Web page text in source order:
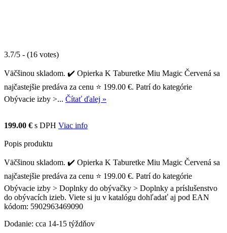
3.7/5 - (16 votes)
Väčšinou skladom. ✔️ Opierka K Taburetke Miu Magic Červená sa
najčastejšie predáva za cenu ⭐ 199.00 €. Patrí do kategórie
Obývacie izby >... Čítať ďalej »
199.00 € s DPH Viac info
Popis produktu
Väčšinou skladom. ✔️ Opierka K Taburetke Miu Magic Červená sa
najčastejšie predáva za cenu ⭐ 199.00 €. Patrí do kategórie
Obývacie izby > Doplnky do obývačky > Doplnky a príslušenstvo
do obývacích izieb. Viete si ju v katalógu dohľadať aj pod EAN
kódom: 5902963469090
Dodanie: cca 14-15 týždňov